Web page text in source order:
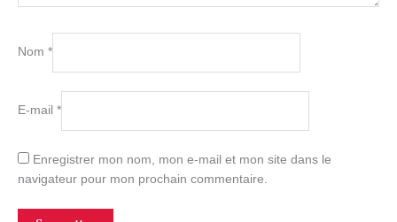
Nom *
E-mail *
Enregistrer mon nom, mon e-mail et mon site dans le
navigateur pour mon prochain commentaire.